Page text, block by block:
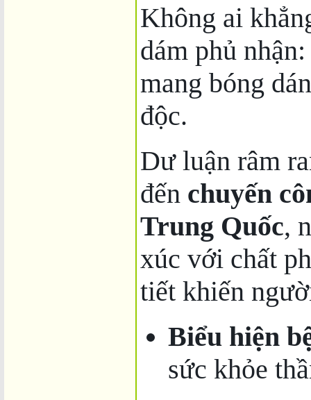
Không ai
dám phủ
mang bóng
độc.
Dư luận râm
đến chuyến
Trung Quốc,
xúc với chất
tiết khiến
Biểu hiện
sức khỏe